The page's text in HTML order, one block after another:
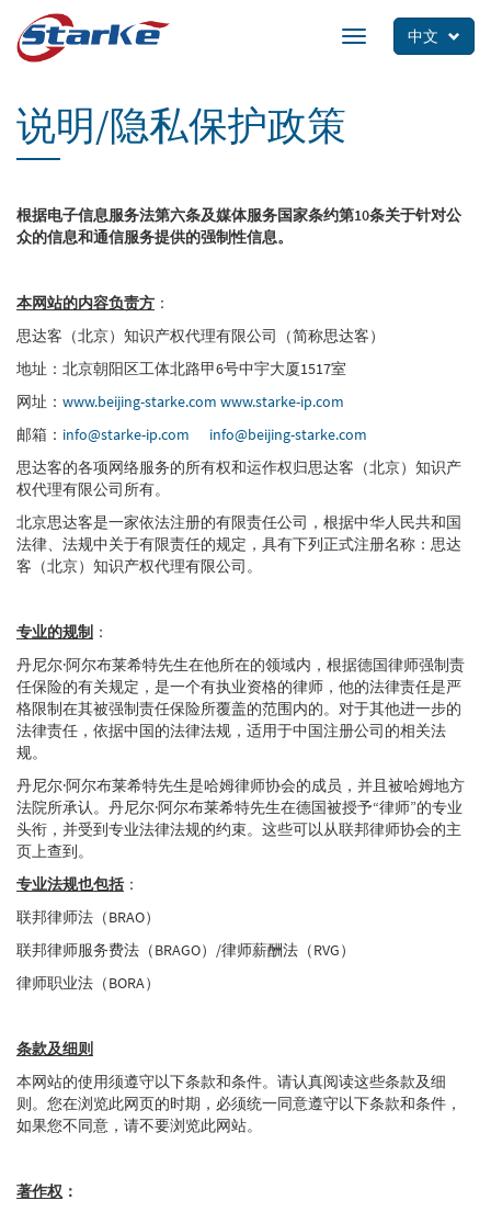
main
中文
Toggle
navigation
说明/隐私保护政策
根据电子信息服务法第六条及媒体服务国家条约第10条关于针对公
众的信息和通信服务提供的强制性信息。
本网站的内容负责方 ：
思达客（北京）知识产权代理有限公司（简称思达客）
地址：北京朝阳区工体北路甲6号中宇大厦1517室
网址： www.beijing-starke.com www.starke-ip.com
邮箱： info@starke-ip.com
info@beijing-starke.com
思达客的各项网络服务的所有权和运作权归思达客（北京）知识产
权代理有限公司所有。
北京思达客是一家依法注册的有限责任公司，根据中华人民共和国
法律、法规中关于有限责任的规定，具有下列正式注册名称：思达
客（北京）知识产权代理有限公司。
专业的规制 ：
丹尼尔·阿尔布莱希特先生在他所在的领域内，根据德国律师强制责
任保险的有关规定，是一个有执业资格的律师，他的法律责任是严
格限制在其被强制责任保险所覆盖的范围内的。对于其他进一步的
法律责任，依据中国的法律法规，适用于中国注册公司的相关法
规。
丹尼尔·阿尔布莱希特先生是哈姆律师协会的成员，并且被哈姆地方
法院所承认。丹尼尔·阿尔布莱希特先生在德国被授予“律师”的专业
头衔，并受到专业法律法规的约束。这些可以从联邦律师协会的主
页上查到。
专业法规也包括 ：
联邦律师法（BRAO）
联邦律师服务费法（BRAGO）/律师薪酬法（RVG）
律师职业法（BORA）
条款及细则
本网站的使用须遵守以下条款和条件。请认真阅读这些条款及细
则。您在浏览此网页的时期，必须统一同意遵守以下条款和条件，
如果您不同意，请不要浏览此网站。
著作权 ：